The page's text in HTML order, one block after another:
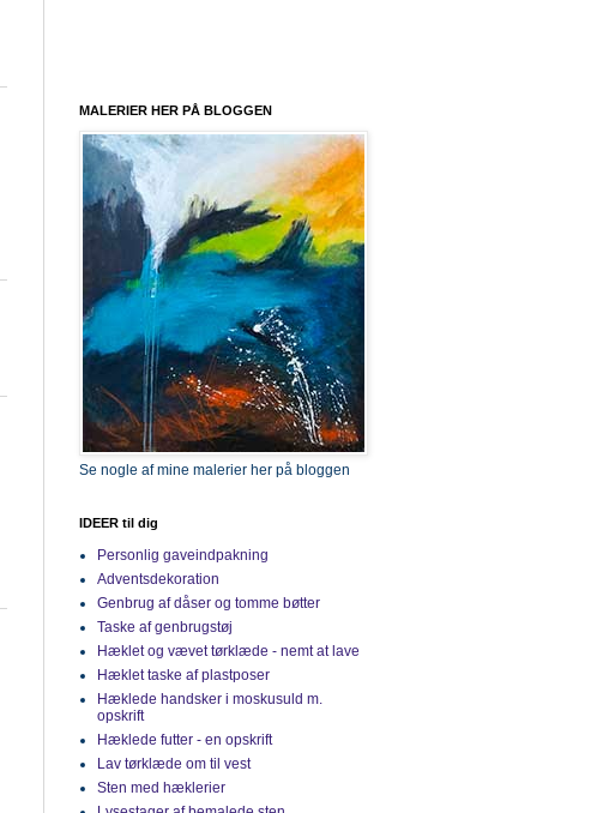
MALERIER HER PÅ BLOGGEN
Se nogle af mine malerier her på bloggen
IDEER til dig
Personlig gaveindpakning
Adventsdekoration
Genbrug af dåser og tomme bøtter
Taske af genbrugstøj
Hæklet og vævet tørklæde - nemt at lave
Hæklet taske af plastposer
Hæklede handsker i moskusuld m.
opskrift
Hæklede futter - en opskrift
Lav tørklæde om til vest
Sten med hæklerier